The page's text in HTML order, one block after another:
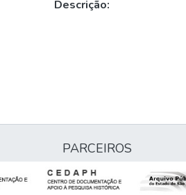
Descrição:
PARCEIROS